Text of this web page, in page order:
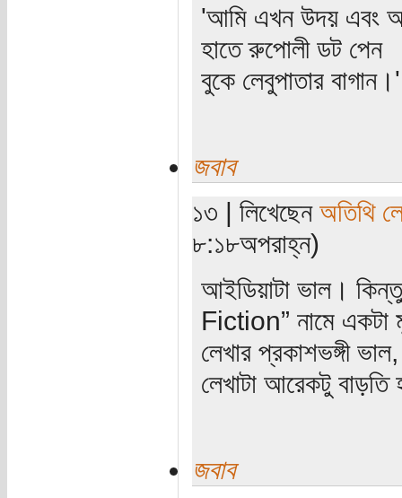
'আমি এখন উদয় এবং
হাতে রুপোলী ডট পেন
বুকে লেবুপাতার
জবাব
১৩ | লিখেছেন অতিথি
৮:১৮অপরাহ্ন)
আইডিয়াটা ভাল।
Fiction” নামে একটা
লেখার প্রকাশভঙ্গী
লেখাটা আরেকটু
জবাব